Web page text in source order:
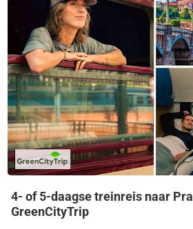
4- of 5-daagse treinreis naar
GreenCityTrip